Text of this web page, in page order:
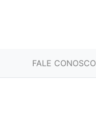
FALE CONOSCO